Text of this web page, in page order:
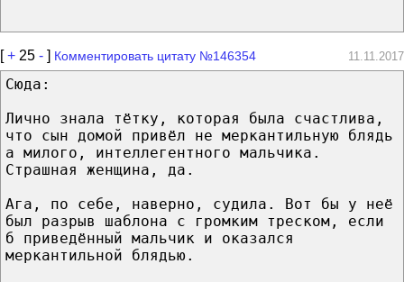
[+ 25 - ] Комментировать цитату №146354 11.11.2017
Сюда:
Лично знала тётку, которая была счастлива,
что сын домой привёл не меркантильную блядь
а милого, интеллегентного мальчика.
Страшная женщина, да.
Ага, по себе, наверно, судила. Вот бы у неё
был разрыв шаблона с громким треском, если
б приведённый мальчик и оказался
меркантильной блядью.